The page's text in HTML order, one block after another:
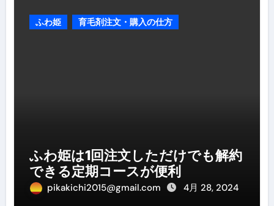
ふわ姫 育毛剤注文・購入の仕方
ふわ姫は1回注文しただけでも解約
できる定期コースが便利
pikakichi2015@gmail.com 4月 28, 2024